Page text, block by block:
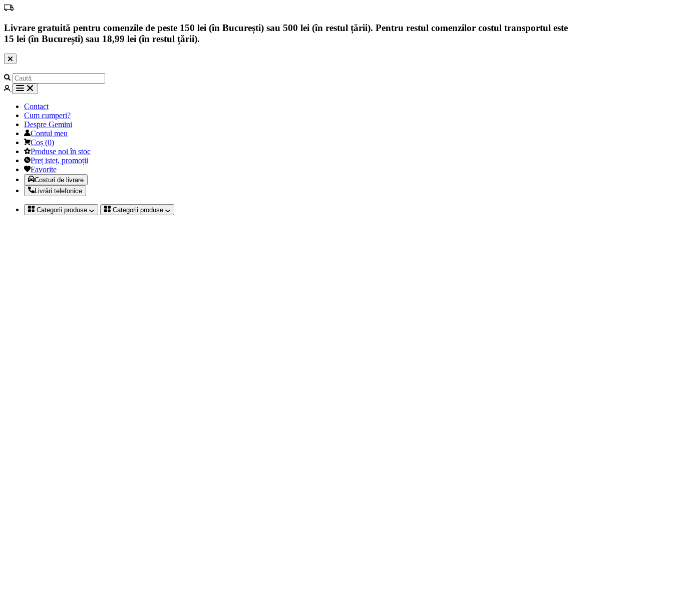
Livrare gratuită pentru comenzile de peste 150 lei (în București) sau 500 lei (în restul țării). Pentru restul comenzilor costul transportul este
15 lei (în București) sau 18,99 lei (în restul țării).
Contact
Cum cumperi?
Despre Gemini
Contul meu
Coș (0)
Produse noi în stoc
Preț isteț, promoții
Favorite
Costuri de livrare
Livrări telefonice
Categorii produse Categorii produse